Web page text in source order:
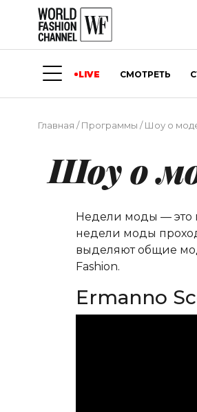
LIVE СМОТРЕТЬ
Главная /Программы /Шоу о
Шоу о
Недели моды — это
недели моды
выделяют общие
Fashion.
Ermanno